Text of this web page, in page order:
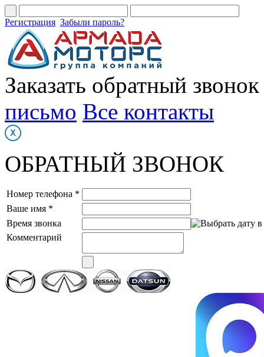
Регистрация Забыли пароль?
Заказать обратный звонок
письмо Все контакты
ОБРАТНЫЙ ЗВОНОК
Номер телефона *
Ваше имя *
Время звонка
Комментарий